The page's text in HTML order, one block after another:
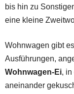
bis hin zu
eine kleine
Wohnwagen gibt
Ausführungen,
Wohnwagen-Ei,
aneinander